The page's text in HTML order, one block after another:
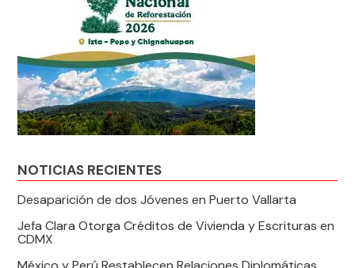
NOTICIAS RECIENTES
Desaparición de dos Jóvenes en Puerto Vallarta
Jefa Clara Otorga Créditos de Vivienda y Escrituras en
CDMX